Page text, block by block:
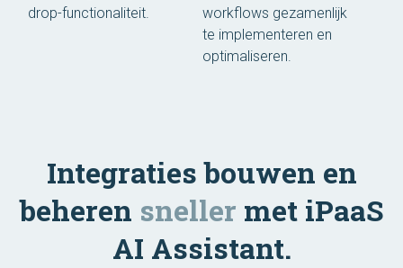
drop-functionaliteit.
workflows gezamenlijk
te implementeren en
optimaliseren.
Integraties bouwen en
beheren sneller met iPaaS
AI Assistant.